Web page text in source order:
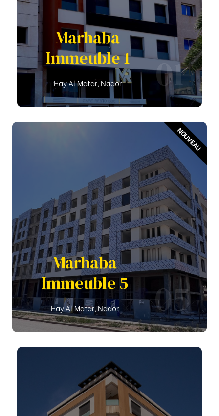
Marhaba
Immeuble 1
Hay Al Matar, Nador 01
Marhaba
Immeuble 5
Hay Al Matar, Nador 05
NOUVEAU